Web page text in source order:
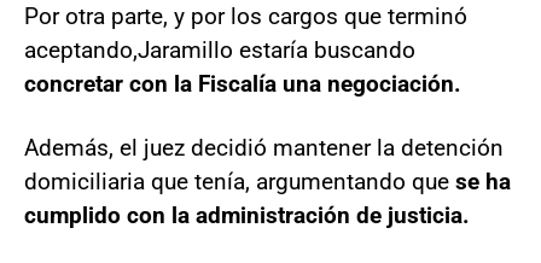
Por otra parte, y por los cargos que terminó
aceptando,Jaramillo estaría buscando
concretar con la Fiscalía una negociación.
Además, el juez decidió mantener la detención
domiciliaria que tenía, argumentando que se ha
cumplido con la administración de justicia.